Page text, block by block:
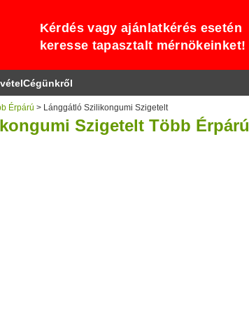
Kérdés vagy ajánlatkérés esetén
keresse tapasztalt mérnökeinket!
Cégünkről
Érpárú > Lánggátló Szilikongumi Szigetelt
Szigetelt Több Érpárú